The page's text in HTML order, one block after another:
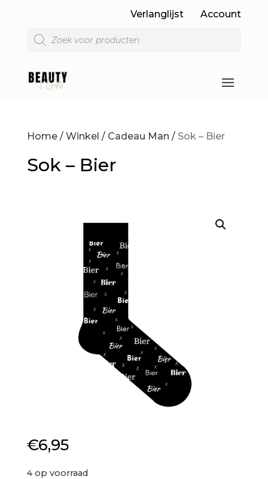
Verlanglijst
Account
Producten
zoeken
Home/ Winkel / Cadeau Man / Sok – Bier
Sok – Bier
€6,95
4 op voorraad